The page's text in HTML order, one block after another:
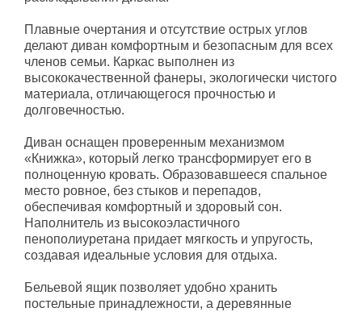
Плавные очертания и отсутствие острых углов
делают диван комфортным и безопасным для всех
членов семьи. Каркас выполнен из
высококачественной фанеры, экологически чистого
материала, отличающегося прочностью и
долговечностью.
Диван оснащен проверенным механизмом
«Книжка», который легко трансформирует его в
полноценную кровать. Образовавшееся спальное
место ровное, без стыков и перепадов,
обеспечивая комфортный и здоровый сон.
Наполнитель из высокоэластичного
пенополиуретана придает мягкость и упругость,
создавая идеальные условия для отдыха.
Бельевой ящик позволяет удобно хранить
постельные принадлежности, а деревянные